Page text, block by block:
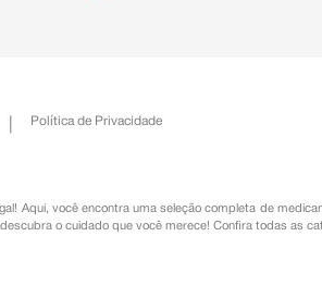
Política de Privacidade
Aqui, você encontra uma seleção completa de
o cuidado que você merece! Confira todas as